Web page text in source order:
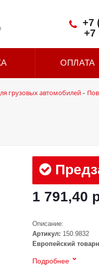
+7
+7
ОПЛАТА
грузовых автомобилей-
1 791,40
Описание:
Артикул: 150.9832
Европейский
Подробнее